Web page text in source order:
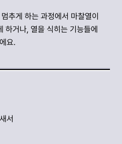
추게 하는 과정에서 마찰열이
하거나, 열을 식히는 기능들에
요.
서